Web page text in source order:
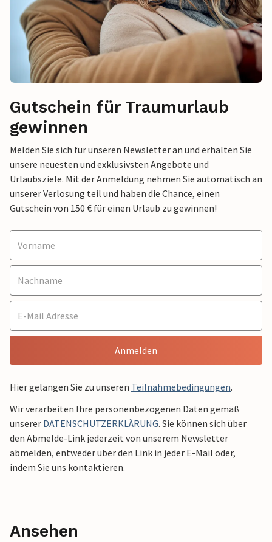
Gutschein für Traumurlaub
gewinnen
Melden Sie sich für unseren Newsletter an und erhalten Sie
unsere neuesten und exklusivsten Angebote und
Urlaubsziele. Mit der Anmeldung nehmen Sie automatisch an
unserer Verlosung teil und haben die Chance, einen
Gutschein von 150 € für einen Urlaub zu gewinnen!
Anmelden
Hier gelangen Sie zu unseren Teilnahmebedingungen.
Wir verarbeiten Ihre personenbezogenen Daten gemäß
unserer DATENSCHUTZERKLÄRUNG. Sie können sich über
den Abmelde-Link jederzeit von unserem Newsletter
abmelden, entweder über den Link in jeder E-Mail oder,
indem Sie uns kontaktieren.
Ansehen